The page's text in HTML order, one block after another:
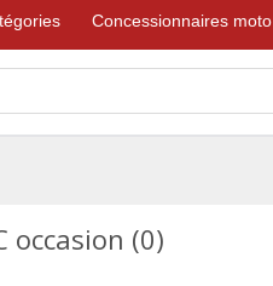
Concessionnaires moto
occasion (0)